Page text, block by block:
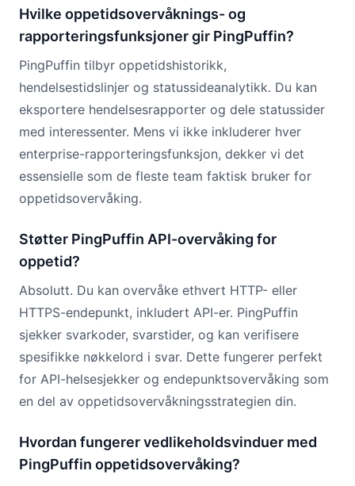
Hvilke oppetidsovervåknings- og
rapporteringsfunksjoner gir PingPuffin?
PingPuffin tilbyr oppetidshistorikk,
hendelsestidslinjer og statussideanalytikk. Du kan
eksportere hendelsesrapporter og dele statussider
med interessenter. Mens vi ikke inkluderer hver
enterprise-rapporteringsfunksjon, dekker vi det
essensielle som de fleste team faktisk bruker for
oppetidsovervåking.
Støtter PingPuffin API-overvåking for
oppetid?
Absolutt. Du kan overvåke ethvert HTTP- eller
HTTPS-endepunkt, inkludert API-er. PingPuffin
sjekker svarkoder, svarstider, og kan verifisere
spesifikke nøkkelord i svar. Dette fungerer perfekt
for API-helsesjekker og endepunktsovervåking som
en del av oppetidsovervåkningsstrategien din.
Hvordan fungerer vedlikeholdsvinduer med
PingPuffin oppetidsovervåking?